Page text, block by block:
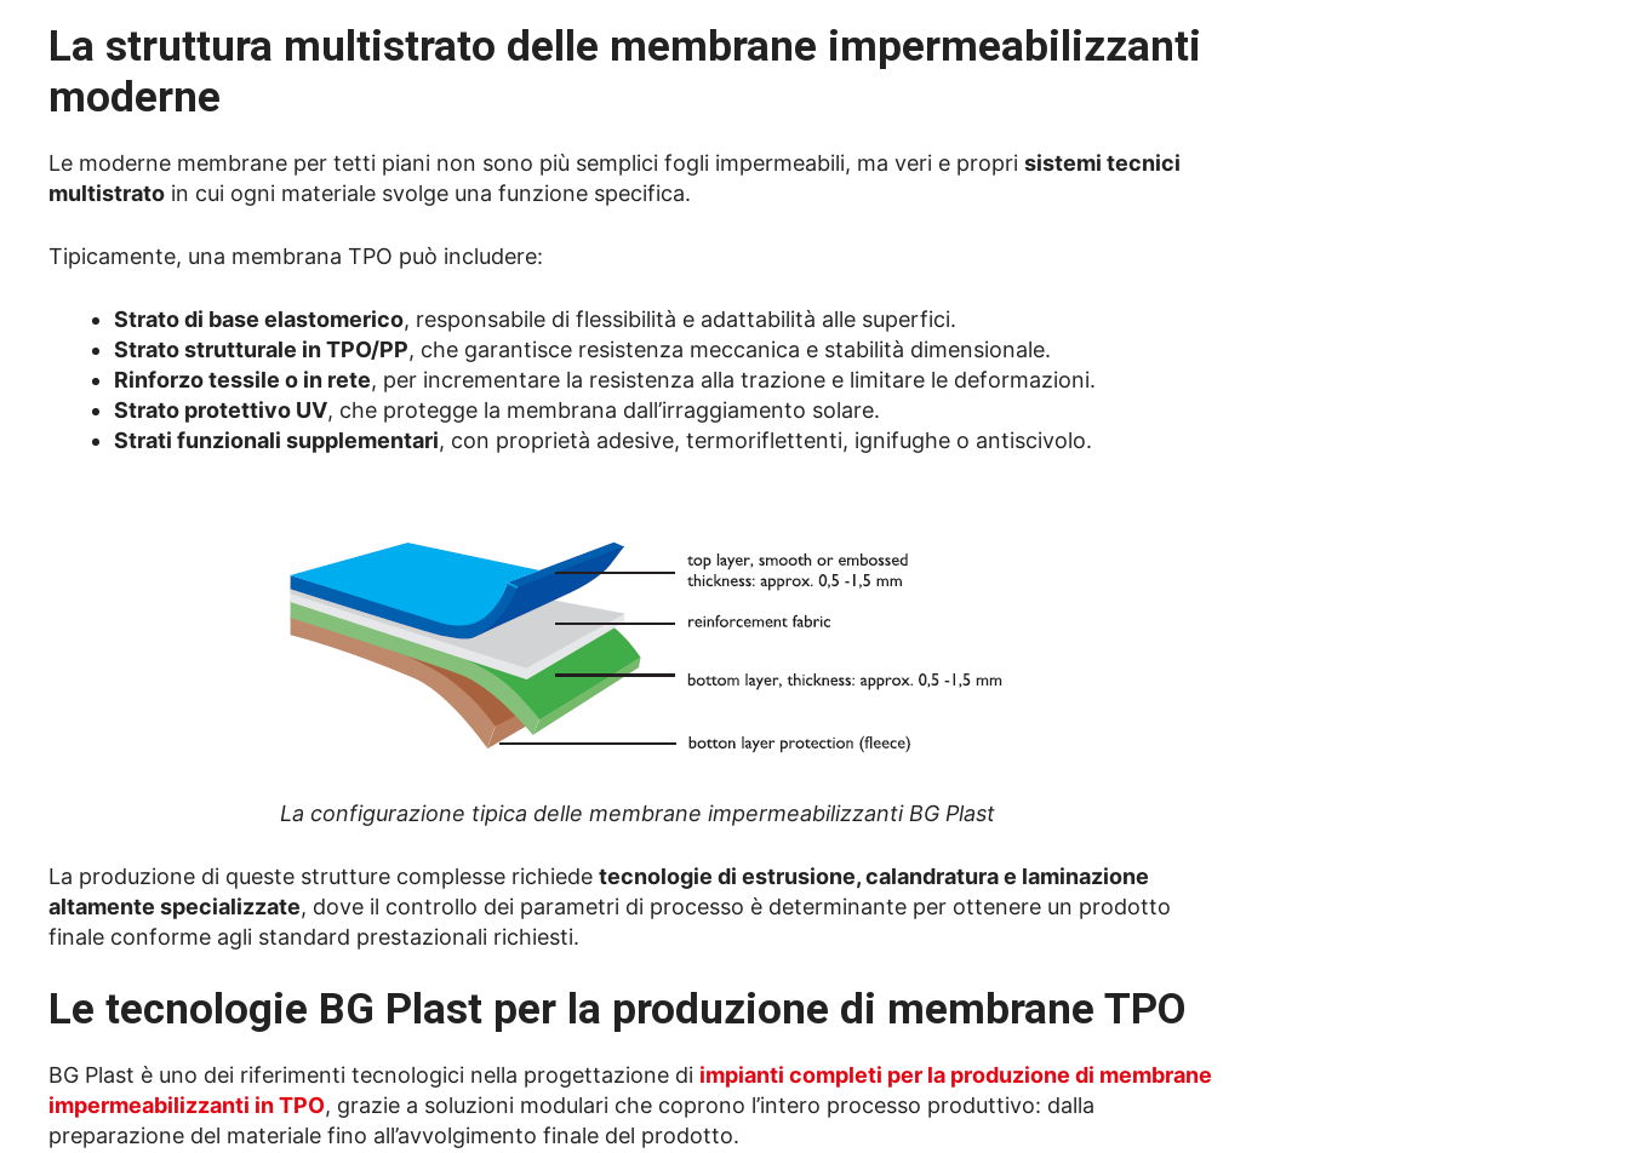
La struttura multistrato delle membrane impermeabilizzanti
moderne
Le moderne membrane per tetti piani non sono più semplici fogli impermeabili, ma veri e propri sistemi tecnici
multistrato in cui ogni materiale svolge una funzione specifica.
Tipicamente, una membrana TPO può includere:
Strato di base elastomerico, responsabile di flessibilità e adattabilità alle superfici.
Strato strutturale in TPO/PP, che garantisce resistenza meccanica e stabilità dimensionale.
Rinforzo tessile o in rete, per incrementare la resistenza alla trazione e limitare le deformazioni.
Strato protettivo UV, che protegge la membrana dall’irraggiamento solare.
Strati funzionali supplementari, con proprietà adesive, termoriflettenti, ignifughe o antiscivolo.
La configurazione tipica delle membrane impermeabilizzanti BG Plast
La produzione di queste strutture complesse richiede tecnologie di estrusione, calandratura e laminazione
altamente specializzate, dove il controllo dei parametri di processo è determinante per ottenere un prodotto
finale conforme agli standard prestazionali richiesti.
Le tecnologie BG Plast per la produzione di membrane TPO
BG Plast è uno dei riferimenti tecnologici nella progettazione di impianti completi per la produzione di membrane
impermeabilizzanti in TPO, grazie a soluzioni modulari che coprono l’intero processo produttivo: dalla
preparazione del materiale fino all’avvolgimento finale del prodotto.